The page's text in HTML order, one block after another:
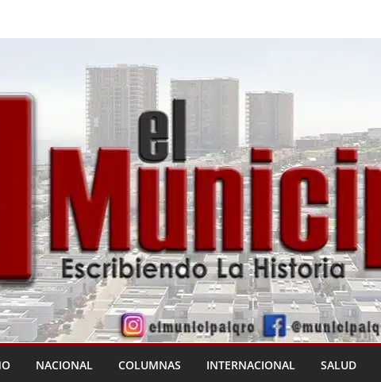
NACIONAL COLUMNAS INTERNACIONAL SALUD